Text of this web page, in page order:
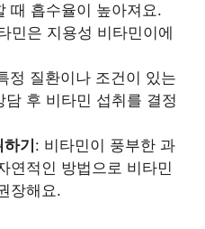
때 흡수율이 높아져요.
민은 지용성 비타민이에
정 질환이나 조건이 있는
담 후 비타민 섭취를 결정
기 : 비타민이 풍부한 과
연적인 방법으로 비타민
장해요.